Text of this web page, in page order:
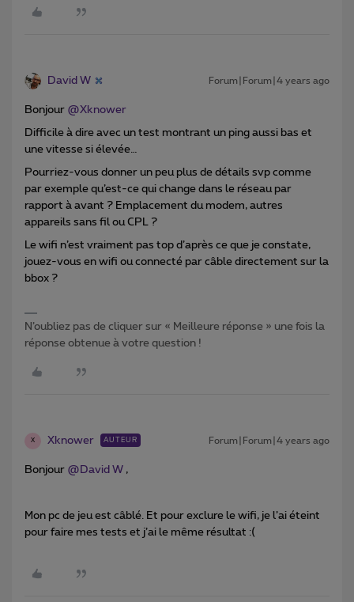
David W Forum|Forum|4 years ago
Bonjour @Xknower
Difficile à dire avec un test montrant un ping aussi bas et
une vitesse si élevée…
Pourriez-vous donner un peu plus de détails svp comme
par exemple qu’est-ce qui change dans le réseau par
rapport à avant ? Emplacement du modem, autres
appareils sans fil ou CPL ?
Le wifi n’est vraiment pas top d’après ce que je constate,
jouez-vous en wifi ou connecté par câble directement sur la
bbox ?
N’oubliez pas de cliquer sur « Meilleure réponse » une fois la
réponse obtenue à votre question !
X Xknower AUTEUR Forum|Forum|4 years ago
Bonjour @David W ,
Mon pc de jeu est câblé. Et pour exclure le wifi, je l’ai éteint
pour faire mes tests et j’ai le même résultat :(